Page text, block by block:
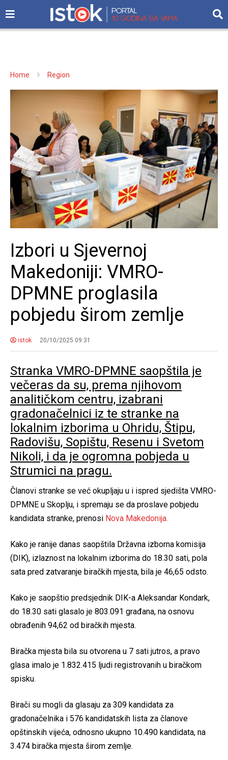
Home Region
Izbori u Sjevernoj
Makedoniji: VMRO-
DPMNE proglasila
pobjedu širom zemlje
istok 20/10/2025 09:31
Stranka VMRO-DPMNE saopštila je
večeras da su, prema njihovom
analitičkom centru, izabrani
gradonačelnici iz te stranke na
lokalnim izborima u Ohridu, Štipu,
Radovišu, Sopištu, Resenu i Svetom
Nikoli, i da je ogromna pobjeda u
Strumici na pragu.
Članovi stranke se već okupljaju u i ispred sjedišta VMRO-
DPMNE u Skoplju, i spremaju se da proslave pobjedu
kandidata stranke, prenosi Nova Makedonija.
Kako je ranije danas saopštila Državna izborna komisija
(DIK), izlaznost na lokalnim izborima do 18.30 sati, pola
sata pred zatvaranje biračkih mjesta, bila je 46,65 odsto.
Kako je saopštio predsjednik DIK-a Aleksandar Kondark,
do 18.30 sati glasalo je 803.091 građana, na osnovu
obrađenih 94,62 od biračkih mjesta.
Biračka mjesta bila su otvorena u 7 sati jutros, a pravo
glasa imalo je 1.832.415 ljudi registrovanih u biračkom
spisku.
Birači su mogli da glasaju za 309 kandidata za
gradonačelnika i 576 kandidatskih lista za članove
opštinskih vijeća, odnosno ukupno 10.490 kandidata, na
3.474 biračka mjesta širom zemlje.